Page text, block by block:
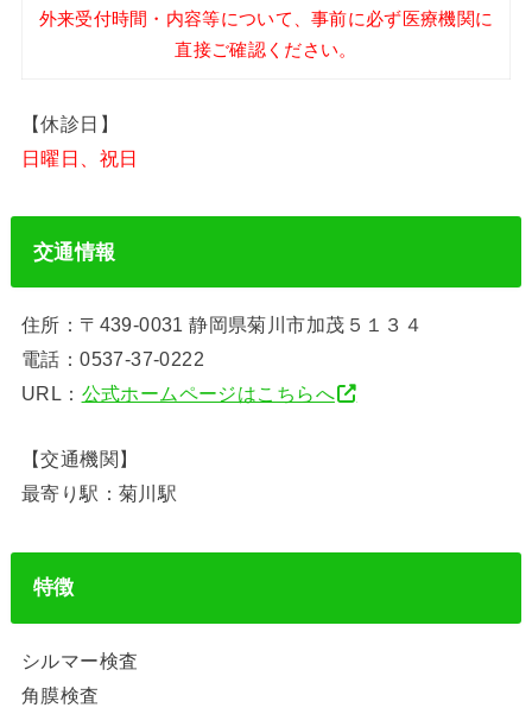
外来受付時間・内容等について、事前に必ず医療機関に
直接ご確認ください。
【休診日】
日曜日、祝日
交通情報
住所：〒439-0031 静岡県菊川市加茂５１３４
電話：0537-37-0222
URL： 公式ホームページはこちらへ
【交通機関】
最寄り駅：菊川駅
特徴
シルマー検査
角膜検査